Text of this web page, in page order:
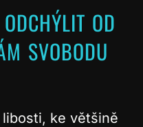
OD
SVOBODU
ke většině